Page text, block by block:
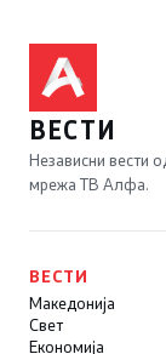
ВЕСТИ
Независни вести
мрежа ТВ Алфа.
ВЕСТИ
Македонија
Свет
Економија